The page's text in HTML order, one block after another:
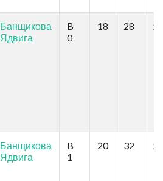
Банщикова
Ядвига
B
0
18 28
Банщикова
Ядвига
B
1
20 32